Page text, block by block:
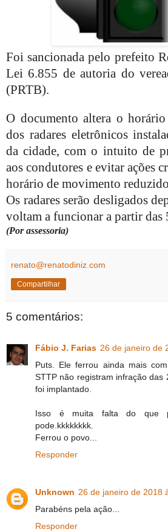
Foi sancionada pelo prefeito
Lei 6.855 de autoria do
(PRTB).
O documento altera o
dos radares eletrônicos
da cidade, com o intuito de
aos condutores e evitar ações
horário de movimento
Os radares serão desligados
voltam a funcionar a partir das
(Por assessoria)
renato@renatodiniz.com
Compartilhar
5 comentários:
Fábio J. Farias 26 de janeiro de
Puts. Ele ferrou ainda mais
STTP não registram infração das
foi implantado.
Isso é muita falta do que
pode.kkkkkkkk.
Ferrou o povo...
Responder
Unknown 26 de janeiro de 2018
Parabéns pela ação...
Responder